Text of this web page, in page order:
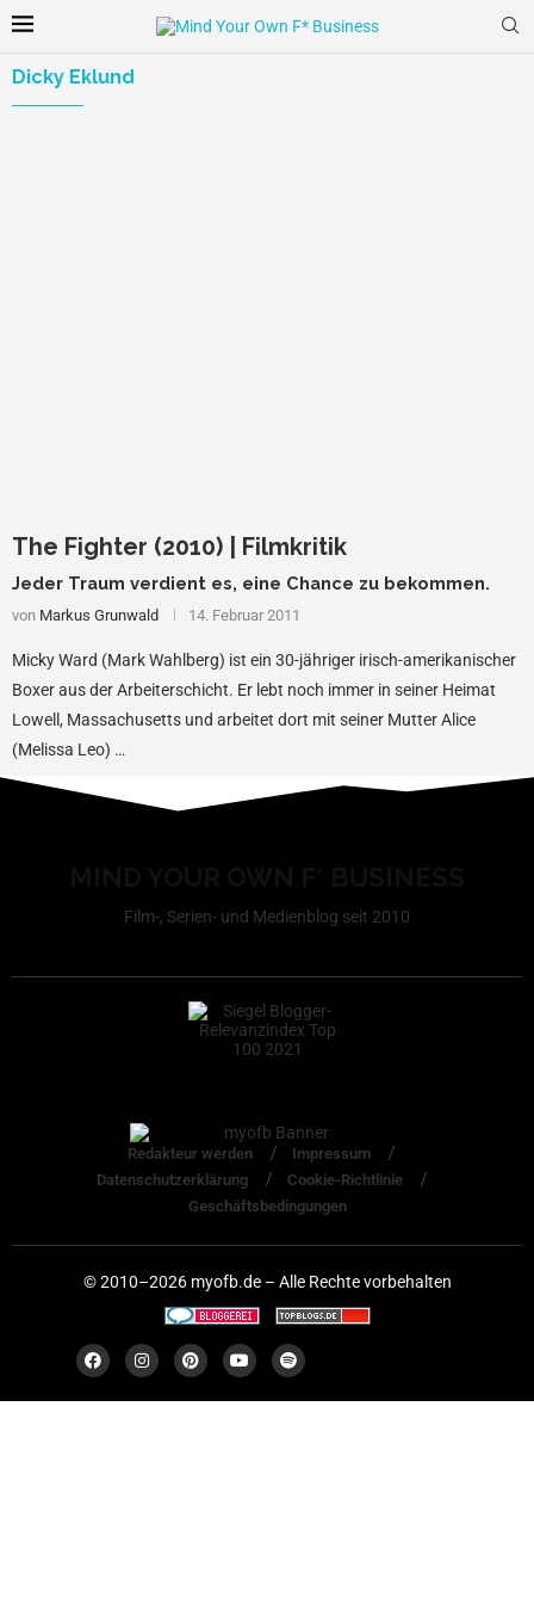
Dicky Eklund
The Fighter (2010) | Filmkritik
Jeder Traum verdient es, eine Chance zu bekommen.
von Markus Grunwald 14. Februar 2011
Micky Ward (Mark Wahlberg) ist ein 30-jähriger irisch-amerikanischer
Boxer aus der Arbeiterschicht. Er lebt noch immer in seiner Heimat
Lowell, Massachusetts und arbeitet dort mit seiner Mutter Alice
(Melissa Leo) …
Film-, Serien- und Medienblog seit 2010
Redakteur werden
Impressum
Datenschutzerklärung
Cookie-Richtlinie
Geschäftsbedingungen
© 2010–2026 myofb.de – Alle Rechte vorbehalten